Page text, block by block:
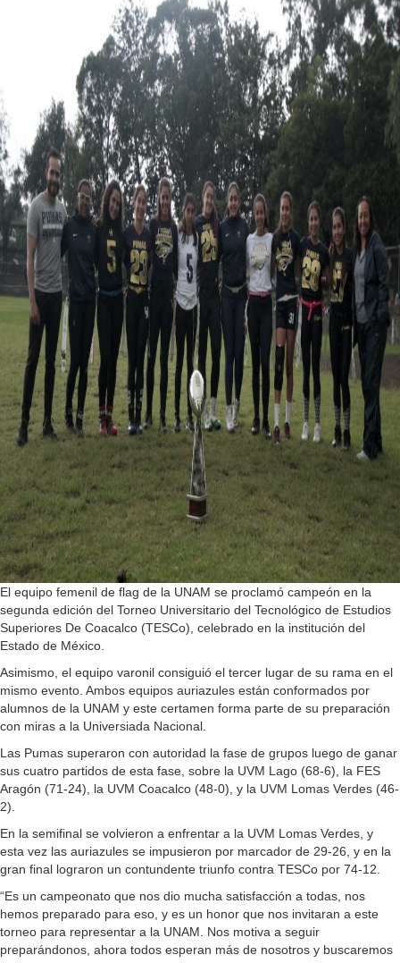
El equipo femenil de flag de la UNAM se proclamó campeón en la
segunda edición del Torneo Universitario del Tecnológico de Estudios
Superiores De Coacalco (TESCo), celebrado en la institución del
Estado de México.
Asimismo, el equipo varonil consiguió el tercer lugar de su rama en el
mismo evento. Ambos equipos auriazules están conformados por
alumnos de la UNAM y este certamen forma parte de su preparación
con miras a la Universiada Nacional.
Las Pumas superaron con autoridad la fase de grupos luego de ganar
sus cuatro partidos de esta fase, sobre la UVM Lago (68-6), la FES
Aragón (71-24), la UVM Coacalco (48-0), y la UVM Lomas Verdes (46-
2).
En la semifinal se volvieron a enfrentar a la UVM Lomas Verdes, y
esta vez las auriazules se impusieron por marcador de 29-26, y en la
gran final lograron un contundente triunfo contra TESCo por 74-12.
“Es un campeonato que nos dio mucha satisfacción a todas, nos
hemos preparado para eso, y es un honor que nos invitaran a este
torneo para representar a la UNAM. Nos motiva a seguir
preparándonos, ahora todos esperan más de nosotros y buscaremos